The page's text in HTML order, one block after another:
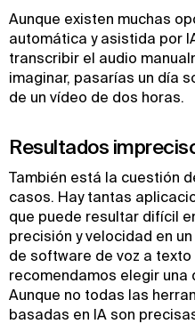
Aunque existen muchas
automática y asistida por
transcribir el audio
imaginar, pasarías un día
de un vídeo de dos horas.
Resultados
También está la cuestión
casos. Hay tantas
que puede resultar difícil
precisión y velocidad en
de software de voz a
recomendamos elegir una
Aunque no todas las
basadas en IA son